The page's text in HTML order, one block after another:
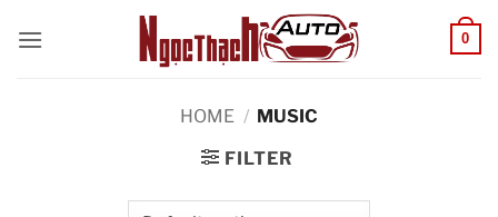
0
HOME / MUSIC
FILTER